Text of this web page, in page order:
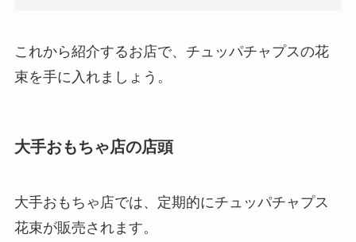
これから紹介するお店で、チュッパチャプスの花
束を手に入れましょう。
大手おもちゃ店の店頭
大手おもちゃ店では、定期的にチュッパチャプス
花束が販売されます。